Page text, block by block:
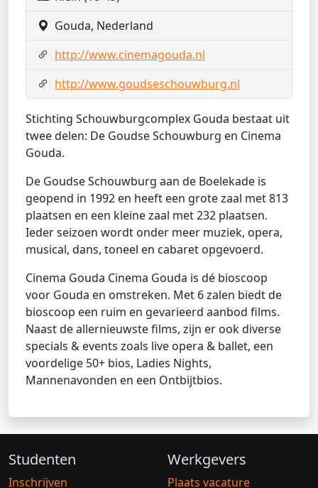
Gouda, Nederland
http://www.cinemagouda.nl
http://www.goudseschouwburg.nl
Stichting Schouwburgcomplex Gouda bestaat uit
twee delen: De Goudse Schouwburg en Cinema
Gouda.
De Goudse Schouwburg aan de Boelekade is
geopend in 1992 en heeft een grote zaal met 813
plaatsen en een kleine zaal met 232 plaatsen.
Ieder seizoen wordt onder meer muziek, opera,
musical, dans, toneel en cabaret opgevoerd.
Cinema Gouda Cinema Gouda is dé bioscoop
voor Gouda en omstreken. Met 6 zalen biedt de
bioscoop een ruim en gevarieerd aanbod films.
Naast de allernieuwste films, zijn er ook diverse
specials & events zoals live opera & ballet, een
voordelige 50+ bios, Ladies Nights,
Mannenavonden en een Ontbijtbios.
Studenten
Inschrijven
Werkgevers
Plaats vacature